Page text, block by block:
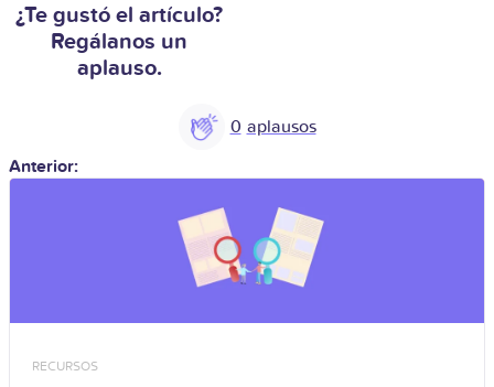
¿Te gustó el artículo?
Regálanos un
aplauso.
0
Anterior:
RECURSOS